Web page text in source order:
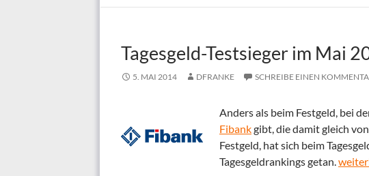
Tagesgeld-Testsieger im Mai
5. MAI 2014 DFRANKE SCHREIBE EINEN
Anders als beim Festgeld, bei
Fibankgibt, die damit gleich
Festgeld, hat sich beim
Tagesgeldrankings getan.